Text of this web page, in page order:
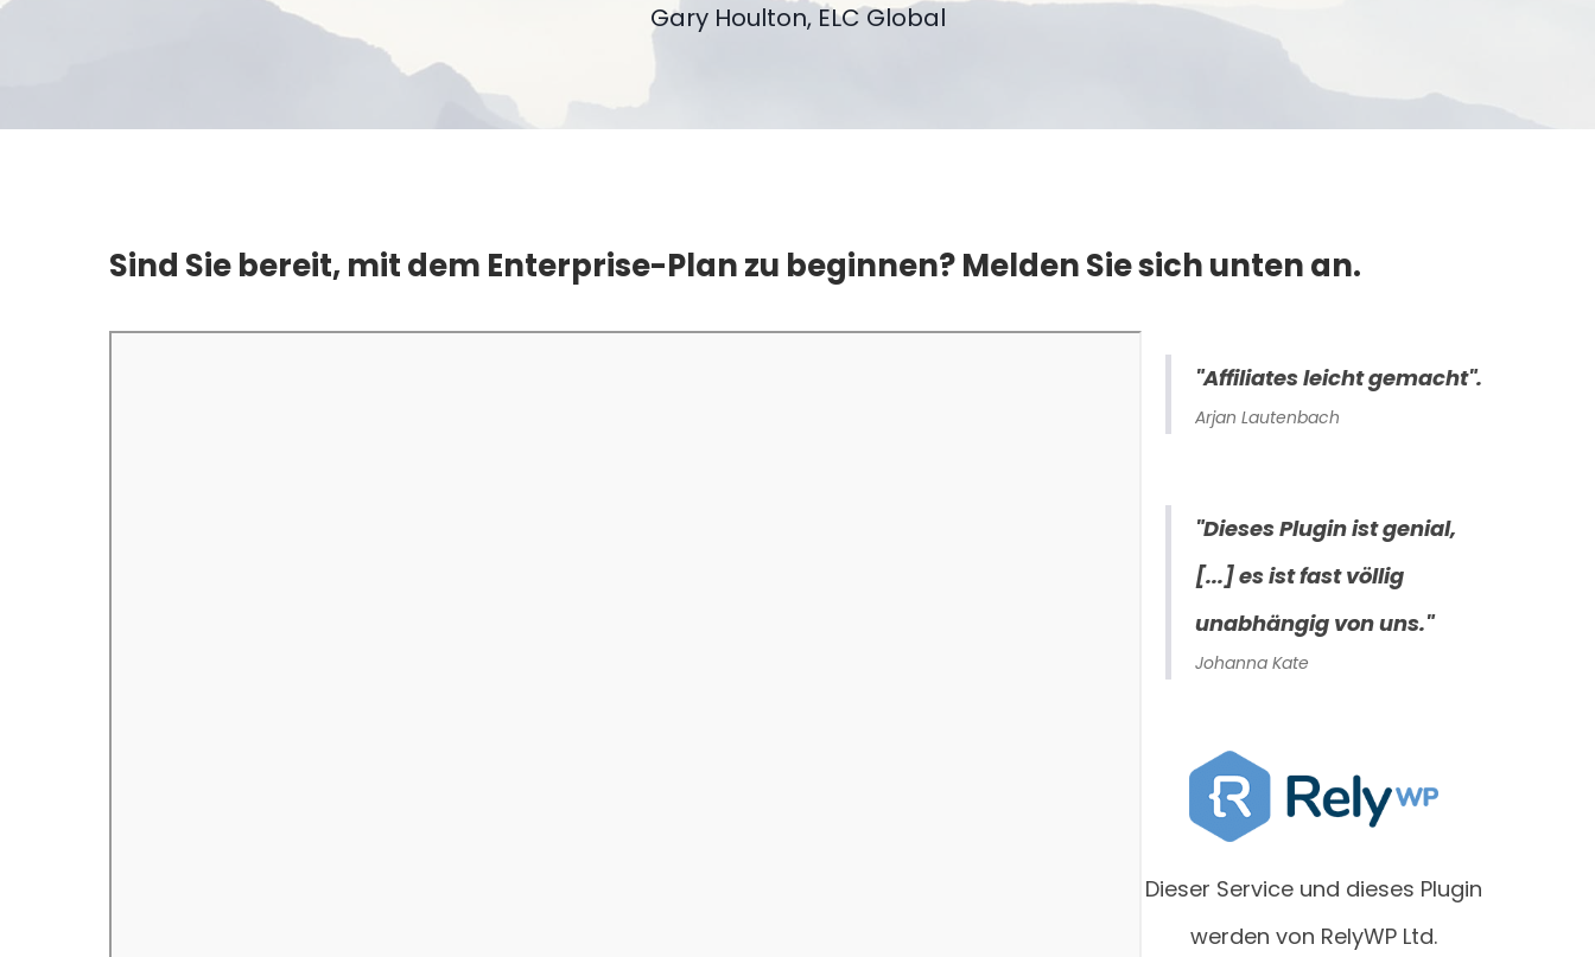
Gary Houlton, ELC Global
Sind Sie bereit, mit dem Enterprise-Plan zu beginnen? Melden Sie sich unten an.
"Affiliates leicht gemacht".
Arjan Lautenbach
"Dieses Plugin ist genial,
[...] es ist fast völlig
unabhängig von uns."
Johanna Kate
Dieser Service und dieses Plugin
werden von RelyWP Ltd.